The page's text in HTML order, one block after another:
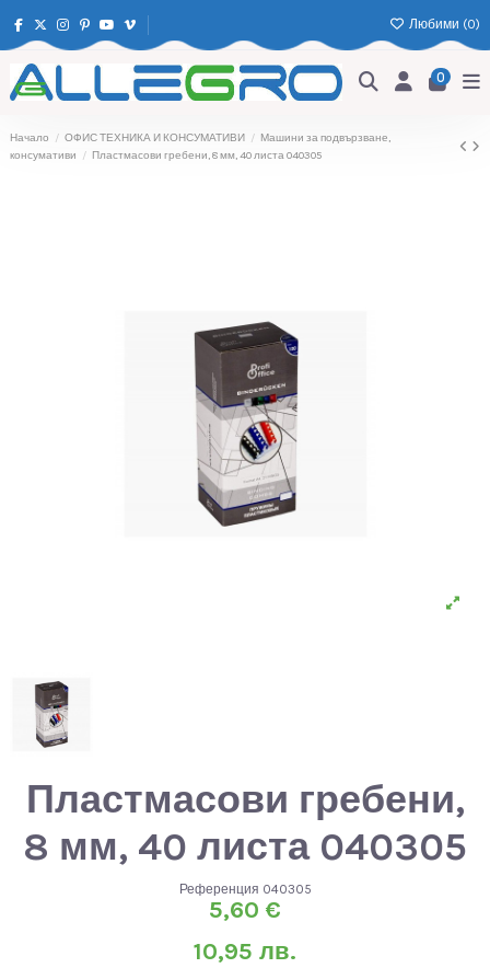
Любими (0)
0
Начало ОФИС ТЕХНИКА И КОНСУМАТИВИ
Машини за подвързване,
консумативи
Пластмасови гребени, 8 мм, 40 листа 040305
Пластмасови гребени,
8 мм, 40 листа 040305
Референция 040305
5,60 €
10,95 лв.